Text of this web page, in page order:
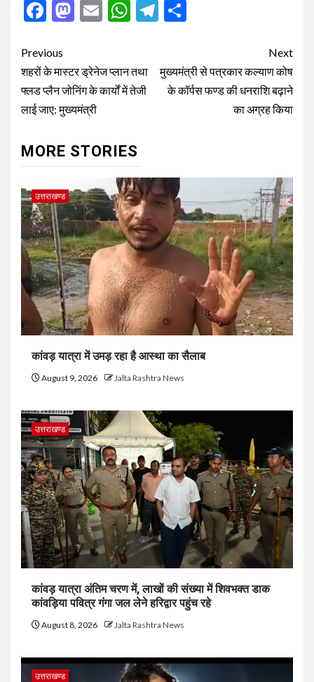
Facebook
Mastodon
EmailWhatsApp
Telegram
Post
navigation
Previous
शहरों के मास्टर ड्रेनेज प्लान तथा
फ्लड प्लैन जोनिंग के कार्यों में तेजी
लाई जाए: मुख्यमंत्री
Next
मुख्यमंत्री से पत्रकार कल्याण कोष
के कॉर्पस फण्ड की धनराशि बढ़ाने
का अग्रह किया
MORE STORIES
उत्तराखण्ड
कांवड़ यात्रा में उमड़ रहा है आस्था का सैलाब
August 9, 2026 Jalta Rashtra News
उत्तराखण्ड
कांवड़ यात्रा अंतिम चरण में, लाखों की संख्या में शिवभक्त डाक
कांवड़िया पवित्र गंगा जल लेने हरिद्वार पहुंच रहे
August 8, 2026 Jalta Rashtra News
उत्तराखण्ड